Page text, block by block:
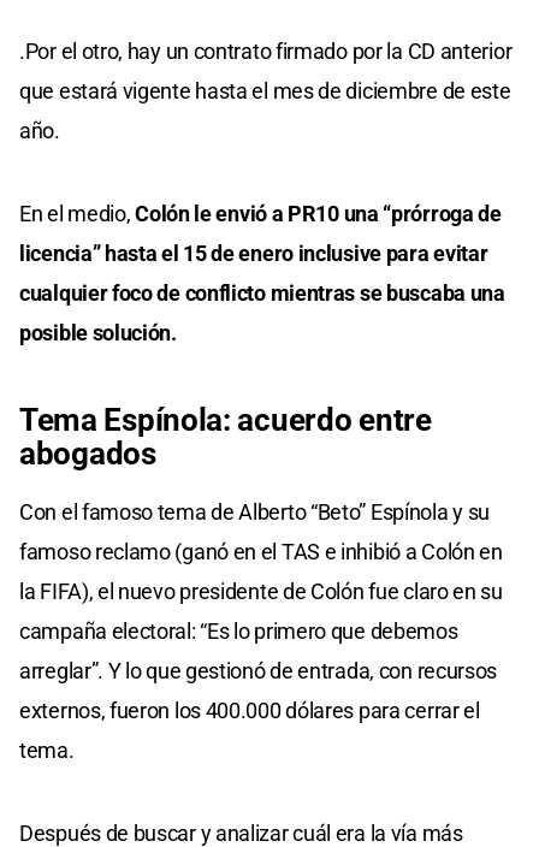
.Por el otro, hay un contrato firmado por la CD anterior
que estará vigente hasta el mes de diciembre de este
año.
En el medio,Colón le envió a PR10 una “prórroga de
licencia” hasta el 15 de enero inclusive para evitar
cualquier foco de conflicto mientras se buscaba una
posible solución.
Tema Espínola: acuerdo entre
abogados
Con el famoso tema de Alberto “Beto” Espínola y su
famoso reclamo (ganó en el TAS e inhibió a Colón en
la FIFA), el nuevo presidente de Colón fue claro en su
campaña electoral: “Es lo primero que debemos
arreglar”. Y lo que gestionó de entrada, con recursos
externos, fueron los 400.000 dólares para cerrar el
tema.
Después de buscar y analizar cuál era la vía más